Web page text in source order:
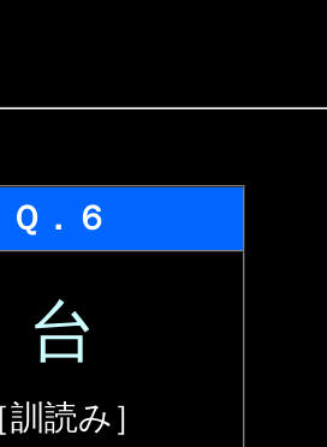
Ｑ．６
台
訓読み］